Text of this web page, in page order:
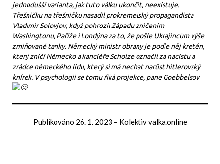
jednodušší varianta, jak tuto válku ukončit, neexistuje.
Třešničku na třešničku nasadil prokremelský propagandista
Vladimir Solovjov, když pohrozil Západu zničením
Washingtonu, Paříže i Londýna za to, že pošle Ukrajincům výše
zmiňované tanky. Německý ministr obrany je podle něj kretén,
který zničí Německo a kancléře Scholze označil za nacistu a
zrádce německého lidu, který si má nechat narůst hitlerovský
knírek. V psychologii se tomu říká projekce, pane Goebbelsov
Publikováno 26. 1. 2023 – Kolektiv valka.online